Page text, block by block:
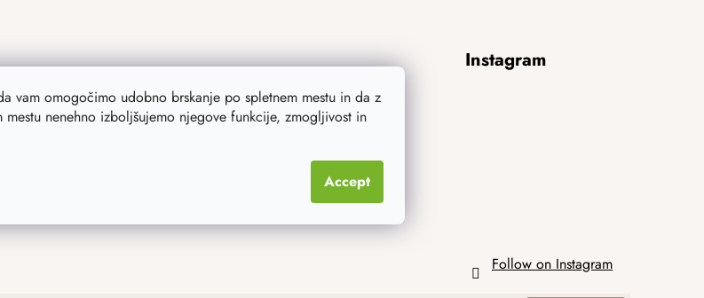
vam omogočimo udobno brskanje po spletnem mestu in da z
mestu nenehno izboljšujemo njegove funkcije, zmogljivost in
Accept
Instagram
Follow on Instagram